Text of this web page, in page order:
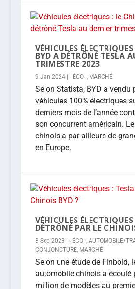
VÉHICULES
BYD A DÉTRÔNÉ TESLA
TRIMESTRE 2023
9 Jan 2024| - ÉCO -, MARCHÉ
Selon Statista, BYD a vendu
véhicules 100% électriques
derniers mois de l’année
son concurrent américain.
chinois a par ailleurs de
en Europe.
VÉHICULES
DÉTRÔNÉ PAR LE
8 Sep 2023 - ÉCO -, AUTOMOBILE/
CONJONCTURE, MARCHÉ
Selon une étude de Finbold,
automobile chinois a écoulé
million de modèles au